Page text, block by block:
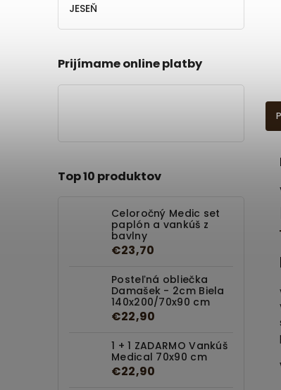
JESEŇ
Prijímame online platby
Top 10 produktov
Celoročný Medic set
paplón a vankúš z
bavlny
€23,70
Posteľná obliečka
Damašek - 2cm Biela
140x200/70x90 cm
€22,90
1 + 1 ZADARMO Vankúš
Medical 70x90 cm
€22,90